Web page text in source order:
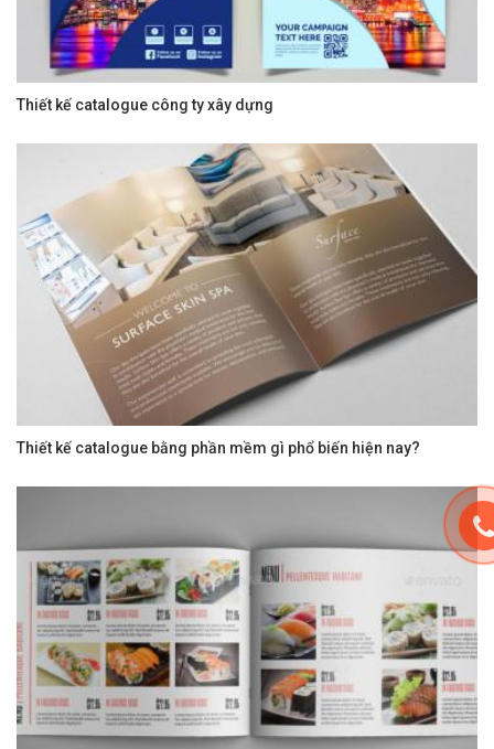
Thiết kế catalogue công ty xây dựng
Thiết kế catalogue bằng phần mềm gì phổ biến hiện nay?